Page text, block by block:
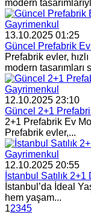
modern
Gayrimenkul
13.10.2025 01:25
Güncel Prefabrik
Prefabrik evler,
modern tasarımları
Gayrimenkul
12.10.2025 23:10
Güncel 2+1
2+1 Prefabrik Ev
Prefabrik evler,...
Gayrimenkul
12.10.2025 20:55
İstanbul Satılık
İstanbul’da İdeal
hem yaşam...
12345